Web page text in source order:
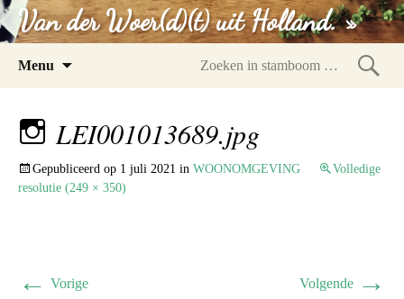
Van der Woer(d)(t) uit Holland. »
Menu
LEI001013689.jpg
Gepubliceerd op 1 juli 2021 in WOONOMGEVING
Volledige
resolutie (249 × 350)
← Vorige Volgende →